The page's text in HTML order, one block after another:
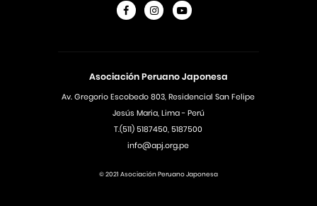
Asociación Peruano Japonesa
Av. Gregorio Escobedo 803, Residencial San Felipe
Jesús Maria, Lima - Perú
T.(511) 5187450, 5187500
info@apj.org.pe
© 2021 Asociación Peruano Japonesa